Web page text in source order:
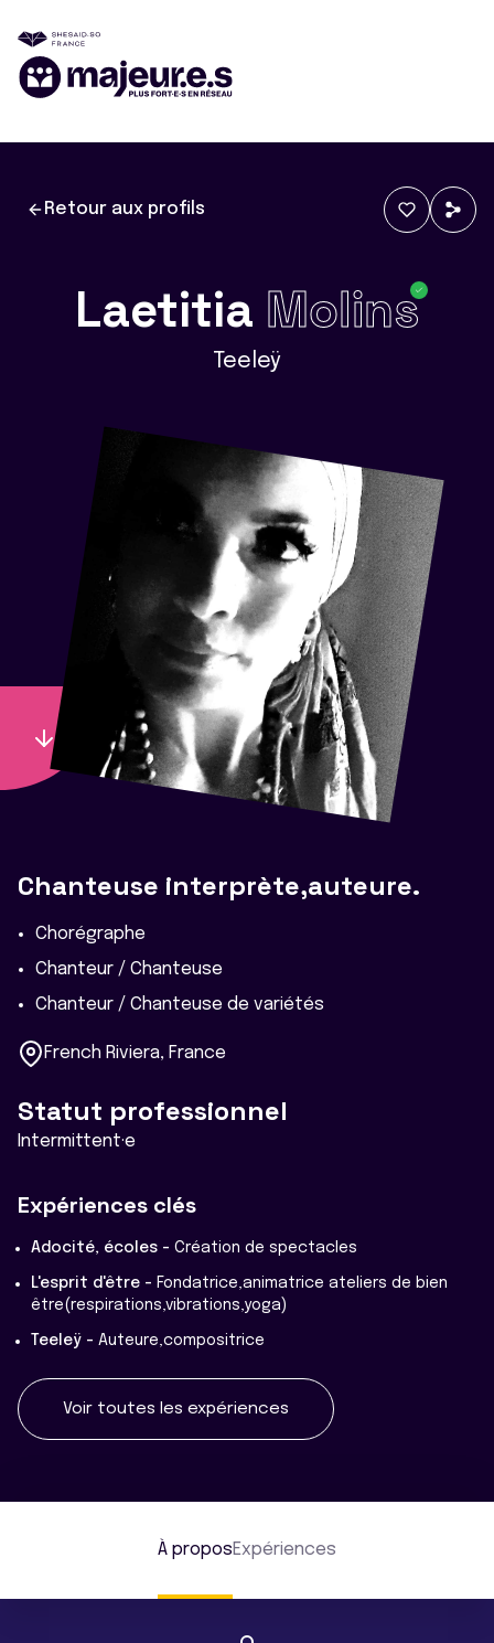
Retour aux profils
Laetitia Molins
Teeleÿ
Chanteuse interprète,auteure.
Chorégraphe
Chanteur / Chanteuse
Chanteur / Chanteuse de variétés
French Riviera, France
Statut professionnel
Intermittent·e
Expériences clés
Adocité, écoles - Création de spectacles
L'esprit d'être - Fondatrice,animatrice ateliers de bien
être(respirations,vibrations,yoga)
Teeleÿ - Auteure,compositrice
Voir toutes les expériences
À proposExpériences